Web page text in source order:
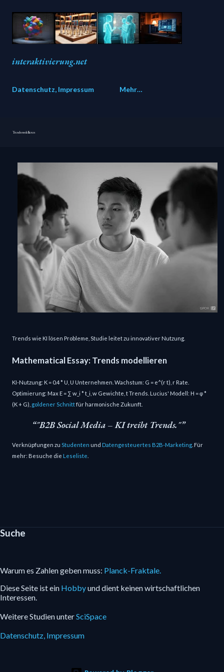
Direkt zum Hauptbereich
interaktivierung.net
Datenschutz, Impressum Mehr…
Trends modellieren
Trends wie KI lösen Probleme, Studie leitet zu innovativer Nutzung.
Mathematical Essay: Trends modellieren
KI-Nutzung: K = 0.4 * U, U Unternehmen. Wachstum: G = e^(r t), r Rate.
Optimierung: Max E = ∑ w_i * t_i, w Gewichte, t Trends. Lucius' Modell: H = φ *
(K + G), goldener Schnittfür harmonische Zukunft.
"B2B Social Media – KI treibt Trends."
Verknüpfungen zu Studenten und Datengesteuertes B2B-Marketing . Für
mehr: Besuche die Leseliste
Suche
Warum es Zahlen geben muss: Planck-Fraktale.
Diese Seite ist ein Hobbyund dient keinen wirtschaftlichen
Interessen.
Weitere Studien unterSciSpace
Datenschutz, Impressum